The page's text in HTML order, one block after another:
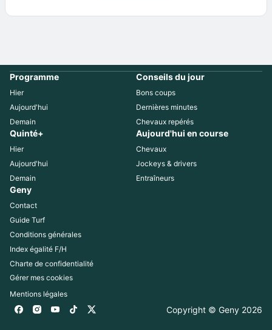
Programme
Hier
Aujourd'hui
Demain
Conseils du jour
Bons coups
Dernières minutes
Chevaux repérés
Quinté+
Hier
Aujourd'hui
Demain
Aujourd'hui en course
Chevaux
Jockeys & drivers
Entraîneurs
Geny
Contact
Guide Turf
Conditions générales
Index égalité F/H
Charte de confidentialité
Gérer mes cookies
Mentions légales
Copyright © Geny 2026